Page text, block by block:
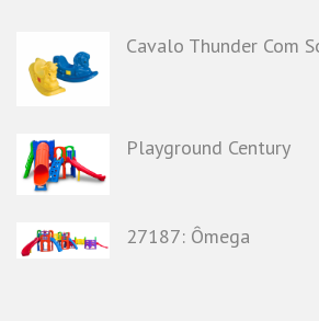
Cavalo Thunder Com
Playground Century
27187: Ômega